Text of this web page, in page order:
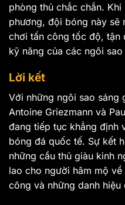
phòng thủ chắc chắn.
phương, đội bóng này sẽ
chơi tấn công tốc độ, tận
kỹ năng của các ngôi
Lời kết
Với những ngôi sao sáng
Antoine Griezmann và
đang tiếp tục khẳng định
bóng đá quốc tế. Sự kết
những cầu thủ giàu kinh
lao cho người hâm mộ
công và những danh